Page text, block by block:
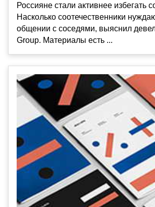
Россияне стали активнее избегать
Насколько соотечественники
общении с соседями, выяснил
Group. Материалы есть ...